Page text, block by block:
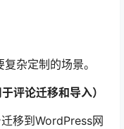
杂定制的场景。
论迁移和导入）
移到WordPress网